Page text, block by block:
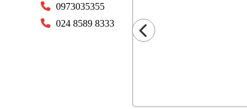
0973035355
024 8589 8333